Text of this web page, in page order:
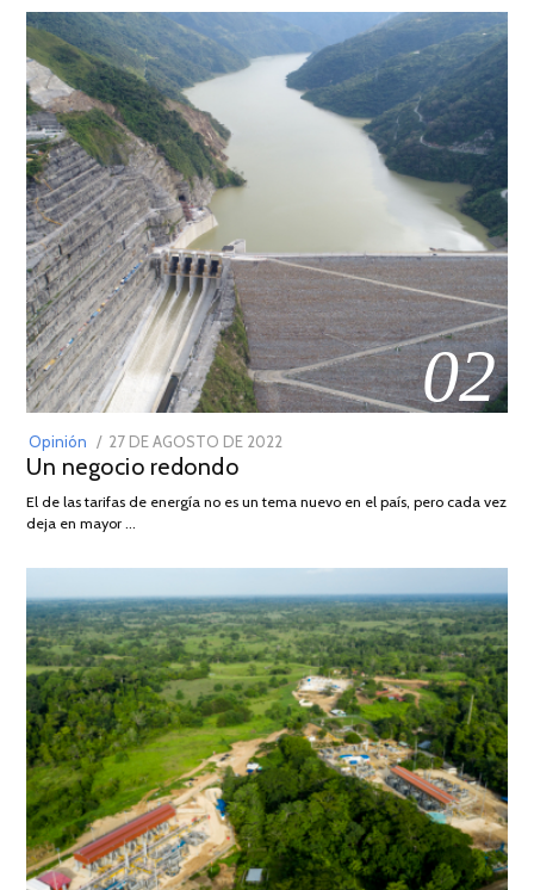
02
Opinión
POSTED
ON
27 DE AGOSTO DE 2022
DE
Un negocio redondo
El de las tarifas de energía no es un tema nuevo en el país, pero cada vez
deja en mayor …